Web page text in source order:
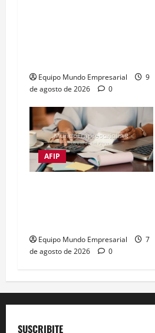
Equipo Mundo Empresarial
9
de agosto de 2026
0
AFIP
Equipo Mundo Empresarial
7
de agosto de 2026
0
SUSCRIBITE